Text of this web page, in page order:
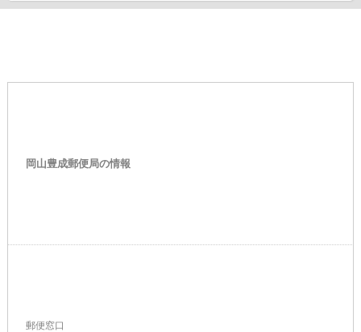
岡山豊成郵便局の情報
郵便窓口